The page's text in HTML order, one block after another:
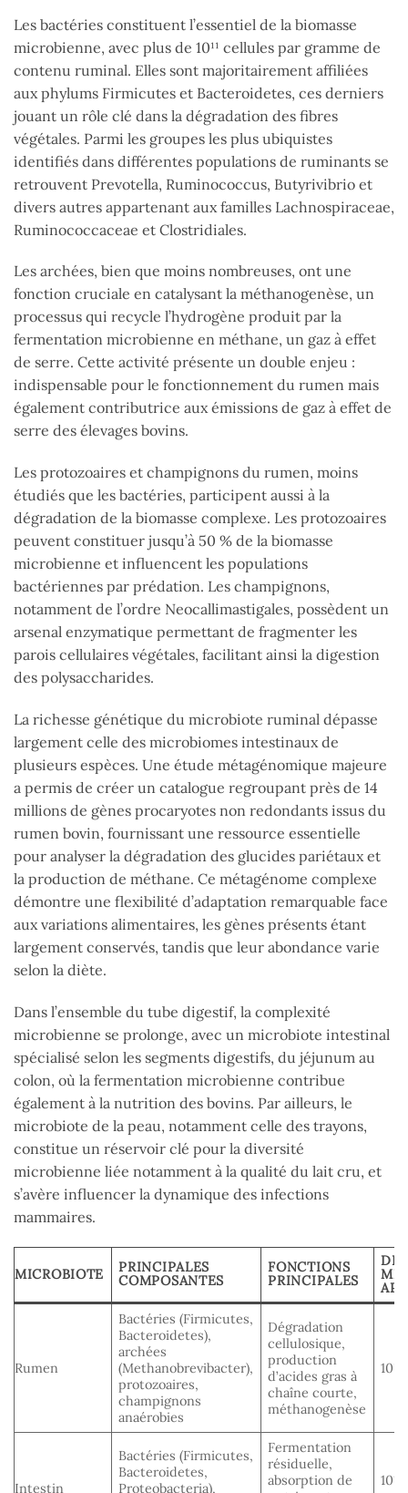
Les bactéries constituent l’essentiel de la biomasse
microbienne, avec plus de 10¹¹ cellules par gramme de
contenu ruminal. Elles sont majoritairement affiliées
aux phylums Firmicutes et Bacteroidetes, ces derniers
jouant un rôle clé dans la dégradation des fibres
végétales. Parmi les groupes les plus ubiquistes
identifiés dans différentes populations de ruminants se
retrouvent Prevotella, Ruminococcus, Butyrivibrio et
divers autres appartenant aux familles Lachnospiraceae,
Ruminococcaceae et Clostridiales.
Les archées, bien que moins nombreuses, ont une
fonction cruciale en catalysant la méthanogenèse, un
processus qui recycle l’hydrogène produit par la
fermentation microbienne en méthane, un gaz à effet
de serre. Cette activité présente un double enjeu :
indispensable pour le fonctionnement du rumen mais
également contributrice aux émissions de gaz à effet de
serre des élevages bovins.
Les protozoaires et champignons du rumen, moins
étudiés que les bactéries, participent aussi à la
dégradation de la biomasse complexe. Les protozoaires
peuvent constituer jusqu’à 50 % de la biomasse
microbienne et influencent les populations
bactériennes par prédation. Les champignons,
notamment de l’ordre Neocallimastigales, possèdent un
arsenal enzymatique permettant de fragmenter les
parois cellulaires végétales, facilitant ainsi la digestion
des polysaccharides.
La richesse génétique du microbiote ruminal dépasse
largement celle des microbiomes intestinaux de
plusieurs espèces. Une étude métagénomique majeure
a permis de créer un catalogue regroupant près de 14
millions de gènes procaryotes non redondants issus du
rumen bovin, fournissant une ressource essentielle
pour analyser la dégradation des glucides pariétaux et
la production de méthane. Ce métagénome complexe
démontre une flexibilité d’adaptation remarquable face
aux variations alimentaires, les gènes présents étant
largement conservés, tandis que leur abondance varie
selon la diète.
Dans l’ensemble du tube digestif, la complexité
microbienne se prolonge, avec un microbiote intestinal
spécialisé selon les segments digestifs, du jéjunum au
colon, où la fermentation microbienne contribue
également à la nutrition des bovins. Par ailleurs, le
microbiote de la peau, notamment celle des trayons,
constitue un réservoir clé pour la diversité
microbienne liée notamment à la qualité du lait cru, et
s’avère influencer la dynamique des infections
mammaires.
MICROBIOTE
PRINCIPALES
COMPOSANTES
FONCTIONS
PRINCIPALES
Rumen
Bactéries (Firmicutes,
Bacteroidetes),
archées
(Methanobrevibacter),
protozoaires,
champignons
anaérobies
Dégradation
cellulosique,
production
d’acides gras à
chaîne courte,
méthanogenèse
Intestin
Bactéries (Firmicutes,
Bacteroidetes,
Proteobacteria),
Fermentation
résiduelle,
absorption de
10⁷